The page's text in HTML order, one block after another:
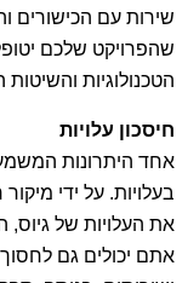
שירות עם הכישורים
שהפרויקט שלכם
הטכנולוגיות
חיסכון עלויות
אחד היתרונות
בעלויות. על ידי
את העלויות של
אתם יכולים גם